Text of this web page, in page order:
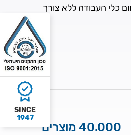
SINCE
1947
כלי העבודה ללא צורך
40.000 מוצרים